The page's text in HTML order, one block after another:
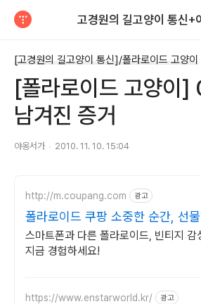
고경원의 길고양이 통신+
[고경원의 길고양이 통신]/폴라로이드 고양이
[폴라로이드 고양이]
남겨진 증거
야옹서가 2010. 11. 10. 15:04
http://m.coupang.com 광고
폴라로이드 쿠팡 소중한 순간, 선
세요
스마트폰과 다른 폴라로이드, 빈티지 감
지금 경험하세요!
https://www.enstarworld.kr/ 광고